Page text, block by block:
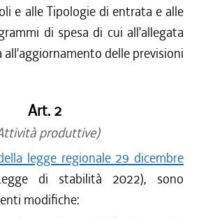
e alle Tipologie di entrata e alle
di spesa di cui all'allegata
all'aggiornamento delle previsioni
Art. 2
produttive)
legge regionale 29 dicembre
di stabilità 2022), sono
modifiche: